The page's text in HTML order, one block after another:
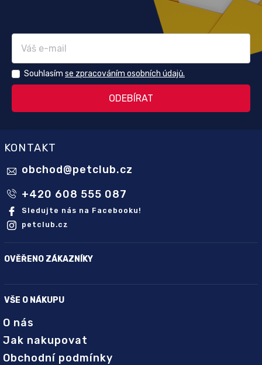
Souhlasím se zpracováním osobních údajů.
KONTAKT
obchod@petclub.cz
+420 608 555 087
Sledujte nás na Facebooku!
petclub.cz
OVĚŘENO ZÁKAZNÍKY
VŠE O NÁKUPU
O nás
Jak nakupovat
Obchodní podmínky